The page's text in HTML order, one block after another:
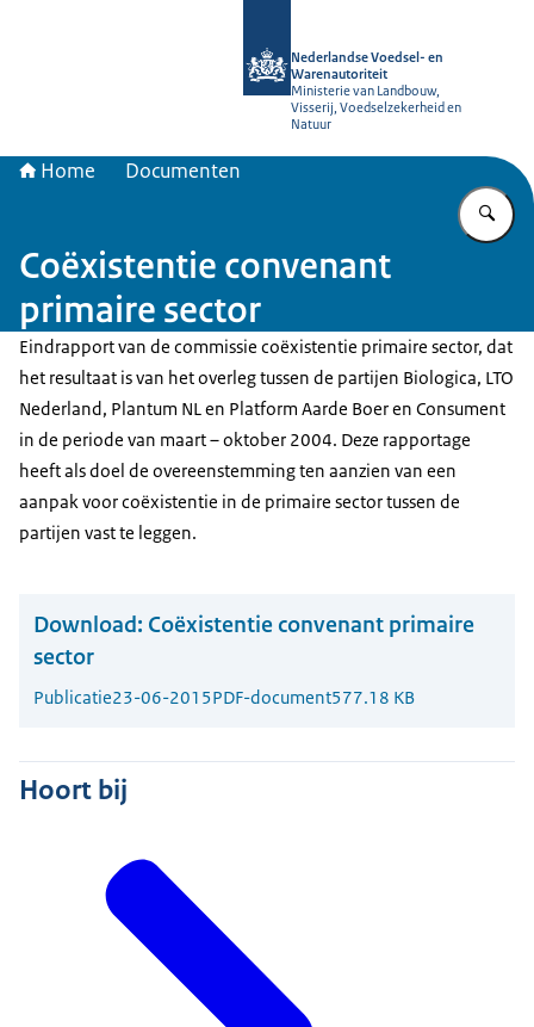
Nederlandse Voedsel- en
Warenautoriteit
Ministerie van Landbouw,
Visserij, Voedselzekerheid en
Natuur
Home Documenten
Coëxistentie convenant
primaire sector
Eindrapport van de commissie coëxistentie primaire sector, dat
het resultaat is van het overleg tussen de partijen Biologica, LTO
Nederland, Plantum NL en Platform Aarde Boer en Consument
in de periode van maart – oktober 2004. Deze rapportage
heeft als doel de overeenstemming ten aanzien van een
aanpak voor coëxistentie in de primaire sector tussen de
partijen vast te leggen.
Download: Coëxistentie convenant primaire
sector
Publicatie23-06-2015PDF-document577.18 KB
Hoort bij